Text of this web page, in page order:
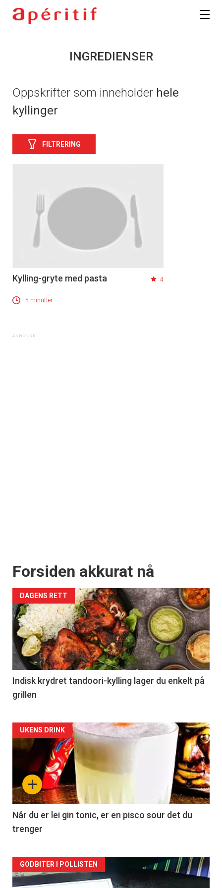
INGREDIENSER
Oppskrifter som inneholder hele
kyllinger
FILTRERING
Kylling-gryte med pasta 4
5 minutter
Forsiden akkurat nå
DAGENS RETT
Indisk krydret tandoori-kylling lager du enkelt på
grillen
Forsiden
akkurat
nå
-
2
+
UKENS DRINK
Når du er lei gin tonic, er en pisco sour det du
trenger
Forsiden
GODBITER I POLLISTEN